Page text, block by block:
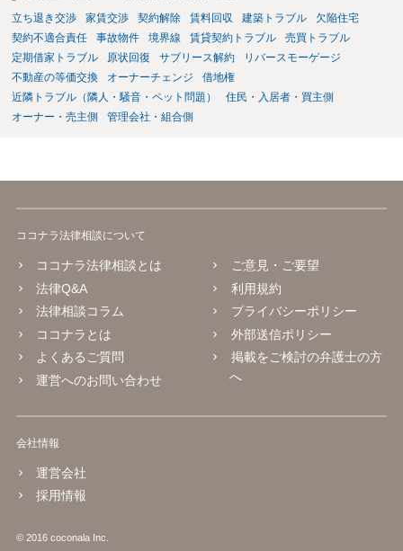
立ち退き交渉 家賃交渉 契約解除 賃料回収 建築トラブル
欠陥住宅
契約不適合責任
事故物件 境界線 賃貸契約トラブル
売買トラブル
定期借家トラブル
原状回復 サブリース解約
リバースモーゲージ
不動産の等価交換
オーナーチェンジ
借地権
近隣トラブル（隣人・騒音・ペット問題）
住民・入居者・買主側
オーナー・売主側
管理会社・組合側
ココナラ法律相談について
ココナラ法律相談とは
法律Q&A
法律相談コラム
ココナラとは
よくあるご質問
運営へのお問い合わせ
ご意見・ご要望
利用規約
プライバシーポリシー
外部送信ポリシー
掲載をご検討の弁護士の方
へ
会社情報
運営会社
採用情報
© 2016 coconala Inc.